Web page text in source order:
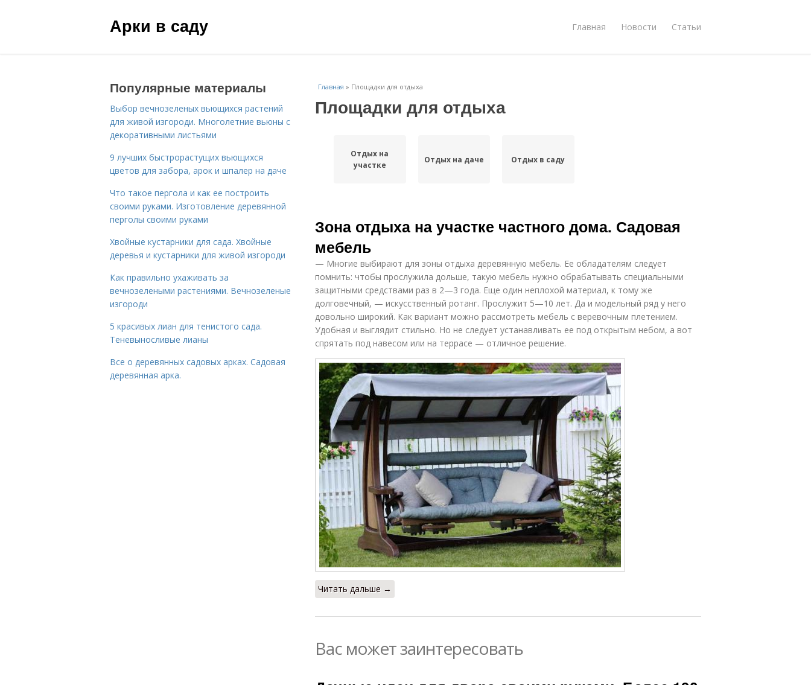
Арки в саду Главная Новости Статьи
Главная » Площадки для отдыха
Площадки для отдыха
Отдых на
участке
Отдых на даче Отдых в саду
Зона отдыха на участке частного дома. Садовая
мебель
— Многие выбирают для зоны отдыха деревянную мебель. Ее обладателям следует
помнить: чтобы прослужила дольше, такую мебель нужно обрабатывать специальными
защитными средствами раз в 2—3 года. Еще один неплохой материал, к тому же
долговечный, — искусственный ротанг. Прослужит 5—10 лет. Да и модельный ряд у него
довольно широкий. Как вариант можно рассмотреть мебель с веревочным плетением.
Удобная и выглядит стильно. Но не следует устанавливать ее под открытым небом, а вот
спрятать под навесом или на террасе — отличное решение.
Читать дальше →
Вас может заинтересовать
Популярные материалы
Выбор вечнозеленых вьющихся растений
для живой изгороди. Многолетние вьюны с
декоративными листьями
9 лучших быстрорастущих вьющихся
цветов для забора, арок и шпалер на даче
Что такое пергола и как ее построить
своими руками. Изготовление деревянной
перголы своими руками
Хвойные кустарники для сада. Хвойные
деревья и кустарники для живой изгороди
Как правильно ухаживать за
вечнозелеными растениями. Вечнозеленые
изгороди
5 красивых лиан для тенистого сада.
Теневыносливые лианы
Все о деревянных садовых арках. Садовая
деревянная арка.